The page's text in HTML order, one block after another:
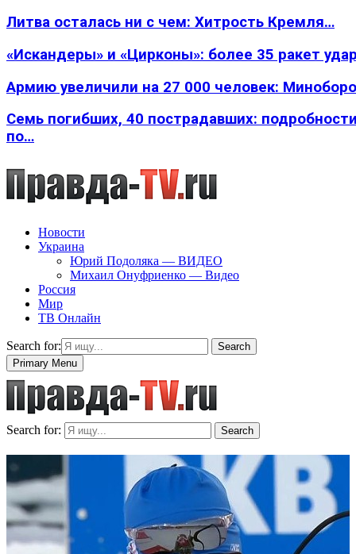
Литва осталась ни с чем: Хитрость Кремля…
«Искандеры» и «Цирконы»: более 35 ракет
Армию увеличили на 27 000 человек:
Семь погибших, 40 пострадавших:
по…
Новости
Украина
Юрий Подоляка — ВИДЕО
Михаил Онуфриенко — Видео
Россия
Мир
ТВ Онлайн
Search for:
Search
Primary Menu
Search for: Search